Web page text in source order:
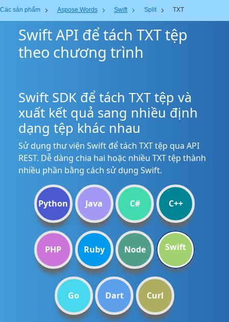
Các sản phẩm Aspose.Words Swift Split TXT
Swift API để tách TXT tệp
theo chương trình
Swift SDK để tách TXT tệp và
xuất kết quả sang nhiều định
dạng tệp khác nhau
Sử dụng thư viện Swift để tách TXT tệp qua API
REST. Dễ dàng chia hai hoặc nhiều TXT tệp thành
nhiều phần bằng cách sử dụng Swift.
Python Java C# C++
PHP Ruby Node Swift
Go Dart Curl